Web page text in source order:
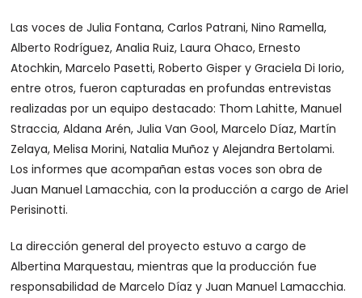
Las voces de Julia Fontana, Carlos Patrani, Nino Ramella,
Alberto Rodríguez, Analia Ruiz, Laura Ohaco, Ernesto
Atochkin, Marcelo Pasetti, Roberto Gisper y Graciela Di Iorio,
entre otros, fueron capturadas en profundas entrevistas
realizadas por un equipo destacado: Thom Lahitte, Manuel
Straccia, Aldana Arén, Julia Van Gool, Marcelo Díaz, Martín
Zelaya, Melisa Morini, Natalia Muñoz y Alejandra Bertolami.
Los informes que acompañan estas voces son obra de
Juan Manuel Lamacchia, con la producción a cargo de Ariel
Perisinotti.
La dirección general del proyecto estuvo a cargo de
Albertina Marquestau, mientras que la producción fue
responsabilidad de Marcelo Díaz y Juan Manuel Lamacchia.